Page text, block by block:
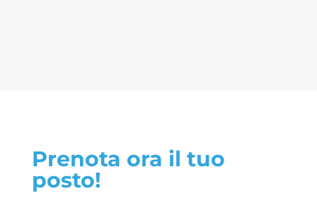
Prenota ora il tuo
posto!